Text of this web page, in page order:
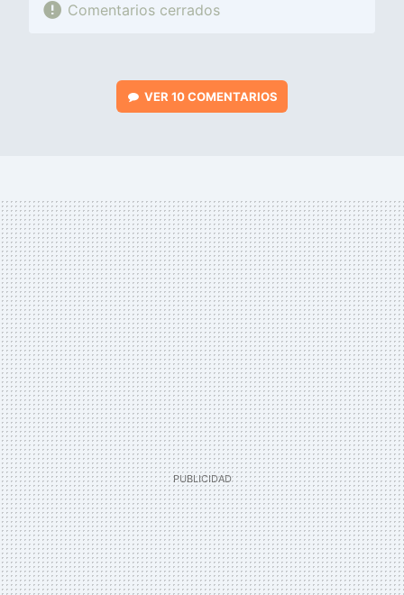
Comentarios cerrados
VER 10 COMENTARIOS